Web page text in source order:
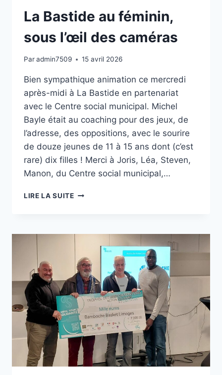
La Bastide au féminin,
sous l’œil des caméras
Paradmin7509 15 avril 2026
Bien sympathique animation ce mercredi
après-midi à La Bastide en partenariat
avec le Centre social municipal. Michel
Bayle était au coaching pour des jeux, de
l’adresse, des oppositions, avec le sourire
de douze jeunes de 11 à 15 ans dont (c’est
rare) dix filles ! Merci à Joris, Léa, Steven,
Manon, du Centre social municipal,…
LIRE LA SUITELA
SOUS
DES
CAMÉRAS